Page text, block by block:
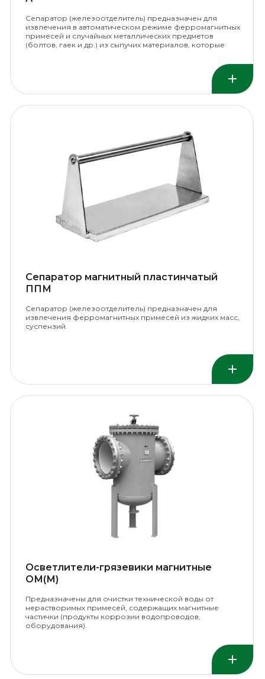
Сепаратор (железоотделитель) предназначен для
извлечения в автоматическом режиме ферромагнитных
примесей и случайных металлических предметов
(болтов, гаек и др.) из сыпучих материалов, которые
Сепаратор магнитный пластинчатый
ППМ
Сепаратор (железоотделитель) предназначен для
извлечения ферромагнитных примесей из жидких масс,
суспензий.
Осветлители-грязевики магнитные
ОМ(М)
Предназначены для очистки технической воды от
нерастворимых примесей, содержащих магнитные
частички (продукты коррозии водопроводов,
оборудования).